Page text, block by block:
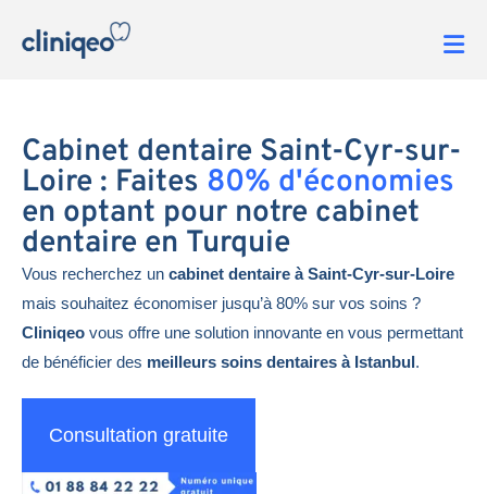
Cabinet dentaire Saint-Cyr-sur-
Loire : Faites 80% d'économies
en optant pour notre cabinet
dentaire en Turquie
Vous recherchez un cabinet dentaire à Saint-Cyr-sur-Loire
mais souhaitez économiser jusqu’à 80% sur vos soins ?
Cliniqeo vous offre une solution innovante en vous permettant
de bénéficier des meilleurs soins dentaires à Istanbul.
Consultation gratuite